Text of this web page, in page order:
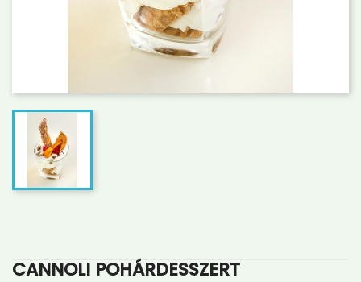
CANNOLI POHÁRDESSZERT